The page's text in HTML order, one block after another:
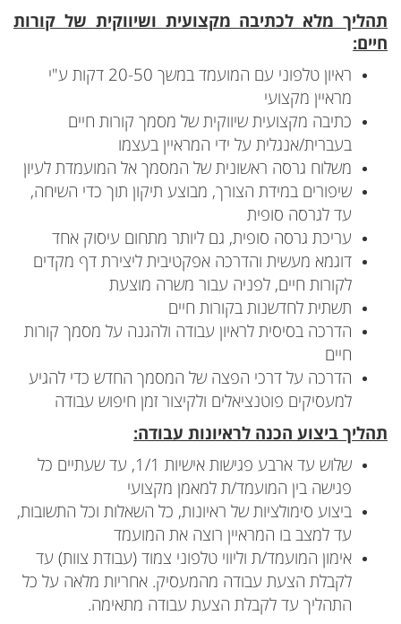
תהליך מלא לכתיבה מקצועית ושיווקית של קורות
חיים:
ראיון טלפוני עם המועמד במשך 20-50 דקות ע"י
מראיין מקצועי
כתיבה מקצועית שיווקית של מסמך קורות חיים
בעברית/אנגלית על ידי המראיין בעצמו
משלוח גרסה ראשונית של המסמך אל המועמדת לעיון
שיפורים במידת הצורך, מבוצע תיקון תוך כדי השיחה,
עד לגרסה סופית
עריכת גרסה סופית, גם ליותר מתחום עיסוק אחד
דוגמא מעשית והדרכה אפקטיבית ליצירת דף מקדים
לקורות חיים, לפניה עבור משרה מוצעת
תשתית לחדשנות בקורות חיים
הדרכה בסיסית לראיון עבודה ולהגנה על מסמך קורות
חיים
הדרכה על דרכי הפצה של המסמך החדש כדי להגיע
למעסיקים פוטנציאלים ולקיצור זמן חיפוש עבודה
תהליך ביצוע הכנה לראיונות עבודה:
שלוש עד ארבע פגישות אישיות 1/1, עד שעתיים כל
פגישה בין המועמד/ת למאמן מקצועי
ביצוע סימולציות של ראיונות, כל השאלות וכל התשובות,
עד למצב בו המראיין רוצה את המועמד
אימון המועמד/ת וליווי טלפוני צמוד (עבודת צוות) עד
לקבלת הצעת עבודה מהמעסיק. אחריות מלאה על כל
התהליך עד לקבלת הצעת עבודה מתאימה.